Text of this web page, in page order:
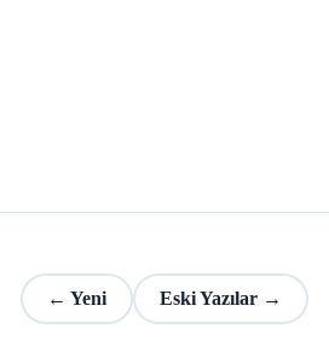
← Yeni Eski Yazılar →